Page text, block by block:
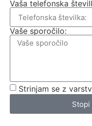
Vaša telefonska
Vaše sporočilo:
Strinjam se z
Stopi